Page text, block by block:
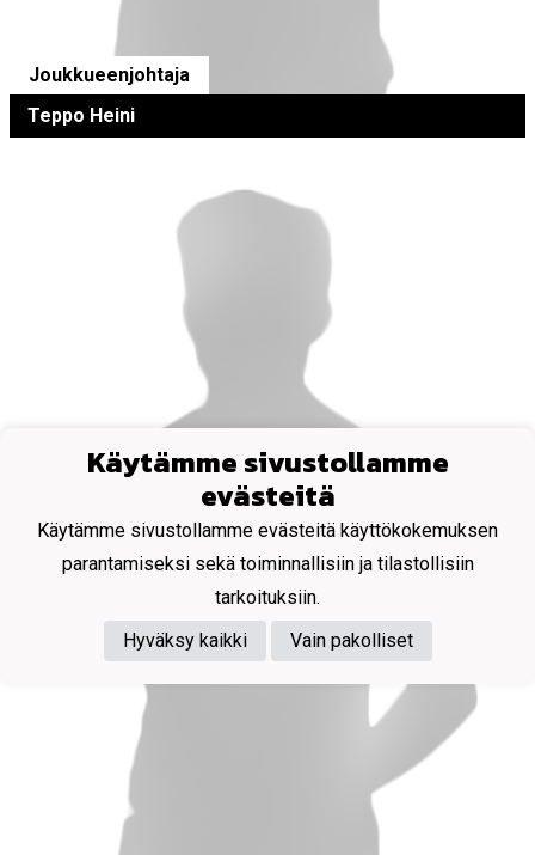
Joukkueenjohtaja
Teppo Heini
Käytämme sivustollamme
evästeitä
Käytämme sivustollamme evästeitä käyttökokemuksen
parantamiseksi sekä toiminnallisiin ja tilastollisiin
tarkoituksiin.
Hyväksy kaikki
Vain pakolliset